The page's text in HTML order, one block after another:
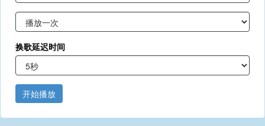
换歌延迟时间
开始播放